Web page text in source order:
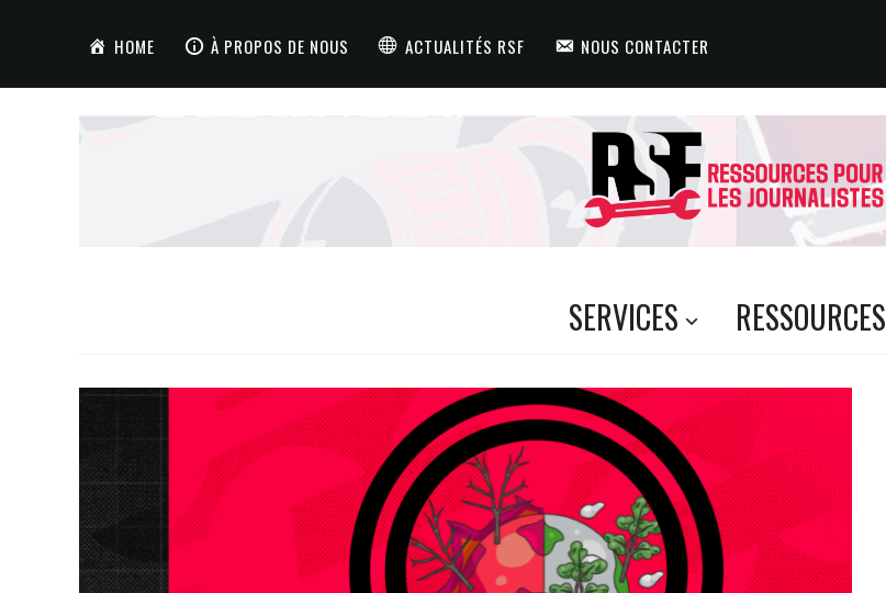
HOME À PROPOS DE NOUS ACTUALITÉS RSF NOUS CONTACTER
SERVICES RESSOURCES